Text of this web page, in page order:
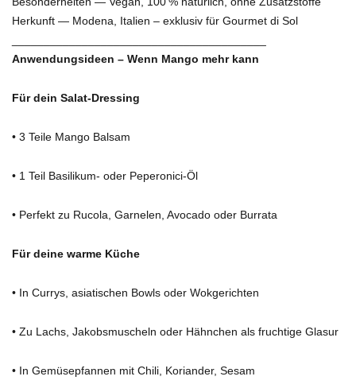
Herkunft — Modena, Italien – exklusiv für Gourmet di Sol
Anwendungsideen – Wenn Mango mehr kann
Für dein Salat-Dressing
• 3 Teile Mango Balsam
• 1 Teil Basilikum- oder Peperonici-Öl
• Perfekt zu Rucola, Garnelen, Avocado oder Burrata
Für deine warme Küche
• In Currys, asiatischen Bowls oder Wokgerichten
• Zu Lachs, Jakobsmuscheln oder Hähnchen als fruchtige Glasur
• In Gemüsepfannen mit Chili, Koriander, Sesam